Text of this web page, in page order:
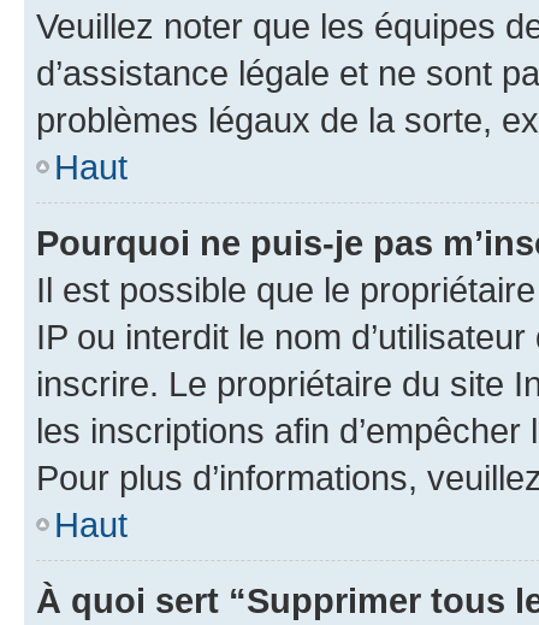
Veuillez noter que les équipes
d’assistance légale et ne sont
problèmes légaux de la sorte,
Haut
Pourquoi ne puis-je pas
Il est possible que le
IP ou interdit le nom
inscrire. Le propriétaire du site
les inscriptions afin
Pour plus d’informations,
Haut
À quoi sert “Supprimer tous